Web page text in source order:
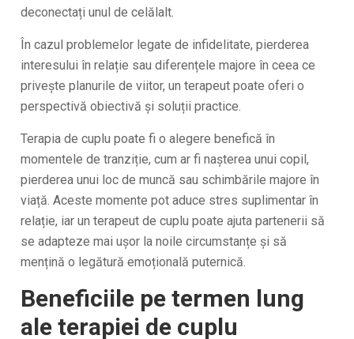
deconectați unul de celălalt.
În cazul problemelor legate de infidelitate, pierderea
interesului în relație sau diferențele majore în ceea ce
privește planurile de viitor, un terapeut poate oferi o
perspectivă obiectivă și soluții practice.
Terapia de cuplu poate fi o alegere benefică în
momentele de tranziție, cum ar fi nașterea unui copil,
pierderea unui loc de muncă sau schimbările majore în
viață. Aceste momente pot aduce stres suplimentar în
relație, iar un terapeut de cuplu poate ajuta partenerii să
se adapteze mai ușor la noile circumstanțe și să
mențină o legătură emoțională puternică.
Beneficiile pe termen lung
ale terapiei de cuplu